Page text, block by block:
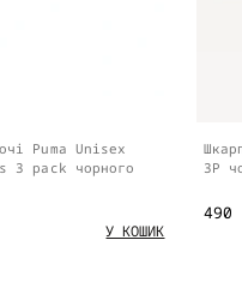
Puma Unisex
3 pack чорного
У КОШИК
3P
490